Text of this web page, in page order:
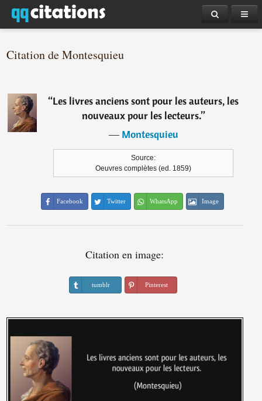
Citation de Montesquieu
“Les livres anciens sont pour les auteurs, les
nouveaux pour les lecteurs.”
―Montesquieu
Source:
Oeuvres complètes (ed. 1859)
Facebook Twitter WhatsApp Image
Citation en image:
tumblr Pinterest